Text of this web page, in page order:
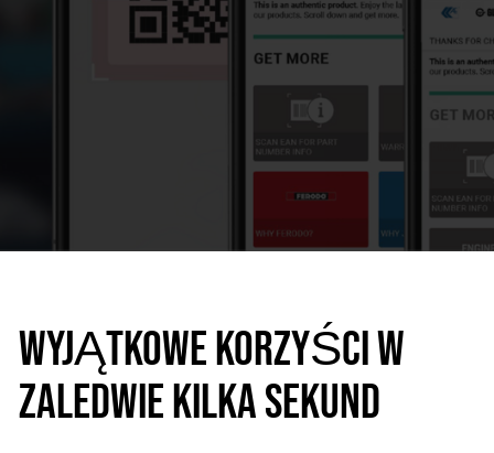
WYJĄTKOWE KORZYŚCI W
ZALEDWIE KILKA SEKUND